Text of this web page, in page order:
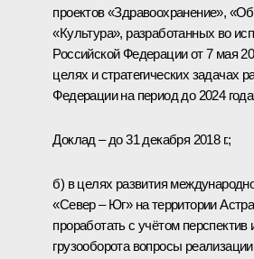
проектов «Здравоохранение»,
«Культура», разработанных во
Российской Федерации от 7 мая
целях и стратегических задачах
Федерации на период до 2024
Доклад – до 31 декабря 2018 г.;
б) в целях развития
«Север – Юг» на территории
проработать с учётом перспектив
грузооборота вопросы